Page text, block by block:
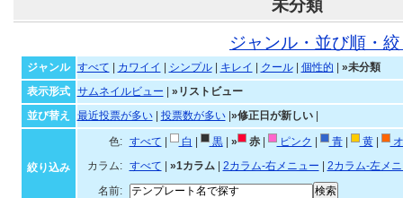
未分類
ジャンル・並び順・
ジャンル すべて カワイイ シンプル| キレイ クール| 個性的
»未分類
表示形式
サムネイルビュー
»リストビュー
並び替え
最近投票が多い| 投票数が多い| »修正日が新しい|
絞り込み
色: すべて 白 黒| » 赤| ピンク 青| 黄|
カラム:
すべて »1カラム| 2カラム-右メニュー
2カラム-左メ
名前: